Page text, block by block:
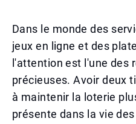
Dans le monde des
jeux en ligne et des
l'attention est l'une des
précieuses. Avoir deux
à maintenir la loterie
présente dans la vie